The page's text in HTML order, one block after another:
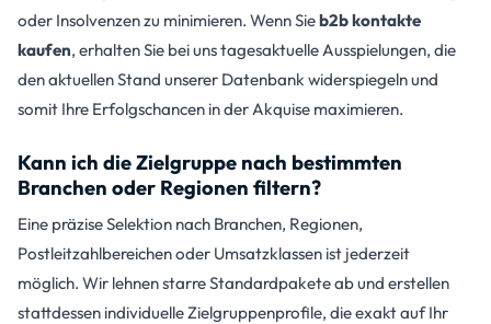
oder Insolvenzen zu minimieren. Wenn Sieb2b kontakte
kaufen, erhalten Sie bei uns tagesaktuelle Ausspielungen, die
den aktuellen Stand unserer Datenbank widerspiegeln und
somit Ihre Erfolgschancen in der Akquise maximieren.
Kann ich die Zielgruppe nach bestimmten
Branchen oder Regionen filtern?
Eine präzise Selektion nach Branchen, Regionen,
Postleitzahlbereichen oder Umsatzklassen ist jederzeit
möglich. Wir lehnen starre Standardpakete ab und erstellen
stattdessen individuelle Zielgruppenprofile, die exakt auf Ihr